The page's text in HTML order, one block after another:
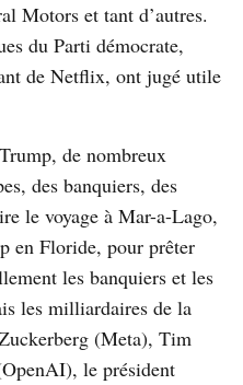
Motors et tant d’autres.
du Parti démocrate,
de Netflix, ont jugé utile
de nombreux
des banquiers, des
le voyage à Mar-a-Lago,
en Floride, pour prêter
les banquiers et les
les milliardaires de la
(Meta), Tim
le président